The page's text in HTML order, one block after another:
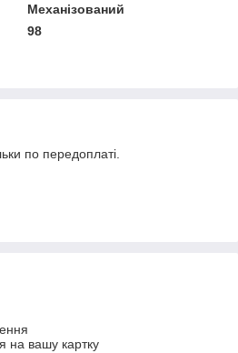
Механізований
98
по передоплаті.
на вашу картку